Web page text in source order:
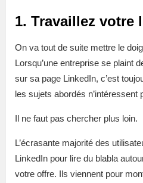
1. Travaillez votre
On va tout de suite mettre le
Lorsqu’une entreprise se plaint
sur sa page LinkedIn, c’est
les sujets abordés n’intéressent
Il ne faut pas chercher plus loin.
L’écrasante majorité des
LinkedIn pour lire du blabla
votre offre. Ils viennent pour